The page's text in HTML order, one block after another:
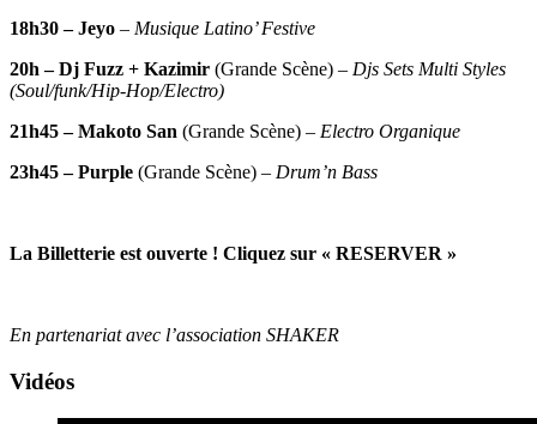
18h30 – Jeyo – Musique Latino’ Festive
20h – Dj Fuzz + Kazimir (Grande Scène) – Djs Sets Multi Styles
(Soul/funk/Hip-Hop/Electro)
21h45 – Makoto San (Grande Scène) – Electro Organique
23h45 – Purple (Grande Scène) – Drum’n Bass
La Billetterie est ouverte ! Cliquez sur « RESERVER »
En partenariat avec l’association SHAKER
Vidéos